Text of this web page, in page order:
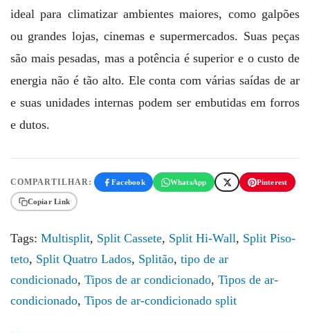
ideal para climatizar ambientes maiores, como galpões
ou grandes lojas, cinemas e supermercados. Suas peças
são mais pesadas, mas a potência é superior e o custo de
energia não é tão alto. Ele conta com várias saídas de ar
e suas unidades internas podem ser embutidas em forros
e dutos.
COMPARTILHAR: Facebook WhatsApp Pinterest
Copiar Link
Tags: Multisplit, Split Cassete, Split Hi-Wall, Split Piso-
teto, Split Quatro Lados, Splitão, tipo de ar
condicionado, Tipos de ar condicionado, Tipos de ar-
condicionado, Tipos de ar-condicionado split